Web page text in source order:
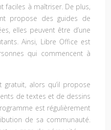
faciles à maîtriser. De plus,
propose des guides de
elles peuvent être d’une
Ainsi, Libre Office est
qui commencent à
gratuit, alors qu’il propose
de textes et de dessins
est régulièrement
de sa communauté.